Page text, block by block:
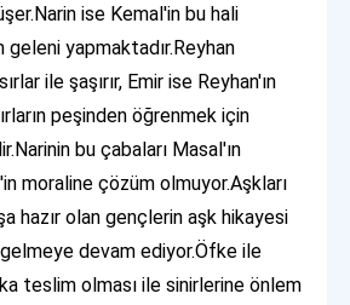
ise Kemal'in bu hali
geleni yapmaktadır.Reyhan
ile şaşırır, Emir ise Reyhan'ın
peşinden öğrenmek için
bu çabaları Masal'ın
moraline çözüm olmuyor.Aşkları
hazır olan gençlerin aşk hikayesi
devam ediyor.Öfke ile
teslim olması ile sinirlerine önlem